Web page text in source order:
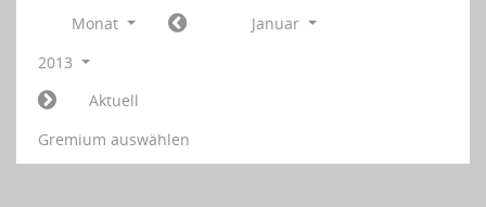
Monat
Januar
2013
Aktuell
Gremium auswählen